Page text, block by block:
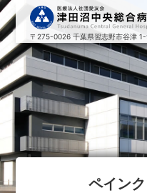
〒275-0026千葉県習志野市谷津
ペイン